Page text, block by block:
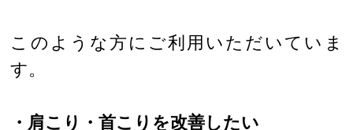
このような方にご利用いただいていま
す。
・肩こり・首こりを改善したい